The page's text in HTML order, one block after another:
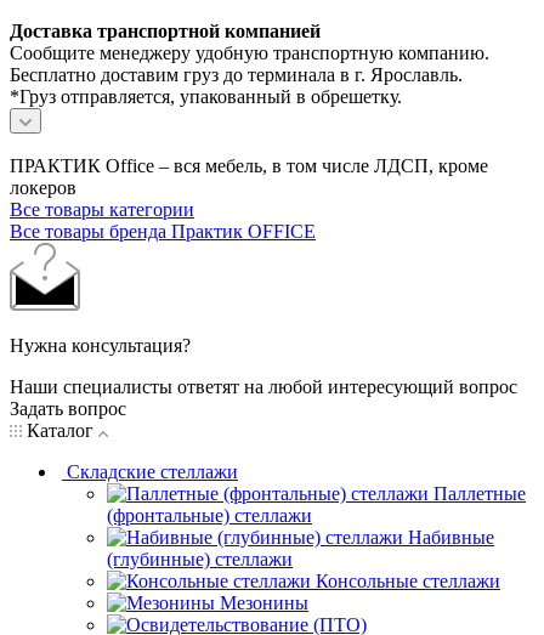
Доставка транспортной компанией
Сообщите менеджеру удобную транспортную компанию.
Бесплатно доставим груз до терминала в г. Ярославль.
*Груз отправляется, упакованный в обрешетку.
ПРАКТИК Office – вся мебель, в том числе ЛДСП, кроме
локеров
Все товары категории
Все товары бренда Практик OFFICE
Нужна консультация?
Наши специалисты ответят на любой интересующий вопрос
Задать вопрос
Каталог
Складские стеллажи
Паллетные
(фронтальные) стеллажи
Набивные
(глубинные) стеллажи
Консольные стеллажи
Мезонины